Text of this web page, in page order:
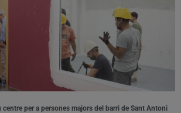
per a persones majors del barri de Sant Antoni